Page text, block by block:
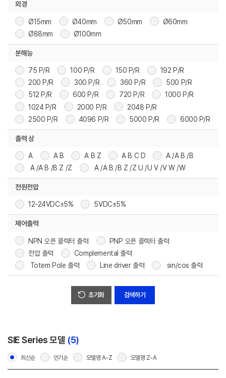
외경
Ø15mm Ø40mm Ø50mm
Ø60mm
Ø88mm
Ø100mm
분해능
75 P/R 100 P/R 150 P/R
192 P/R
200 P/R
300 P/R 360 P/R
500 P/R
512 P/R
600 P/R 720 P/R
1000 P/R
1024 P/R
2000 P/R
2048 P/R
2500 P/R
4096 P/R 5000 P/R 6000 P/R
출력 상
A A B A B Z A B C D
A /A B /B
A /A B /B Z /Z
A /A B /B Z /Z U /U V /V W /W
전원전압
12-24VDC±5% 5VDC±5%
제어출력
NPN 오픈 콜렉터 출력
PNP 오픈 콜렉터 출력
전압 출력
Complemental 출력
Totem Pole 출력
Line driver 출력 sin/cos 출력
초기화
SIE Series 모델 (5)
최신순 인기순 모델명 A-Z 모델명 Z-A